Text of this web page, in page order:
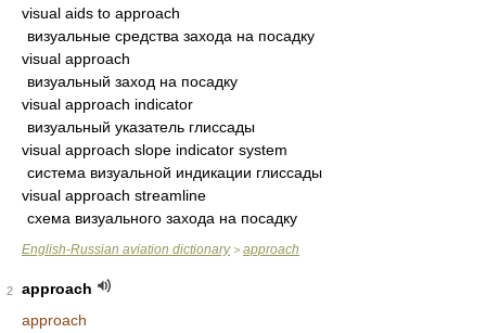
visual aids to approach
визуальные средства захода на посадку
visual approach
визуальный заход на посадку
visual approach indicator
визуальный указатель глиссады
visual approach slope indicator system
система визуальной индикации глиссады
visual approach streamline
схема визуального захода на посадку
English-Russian aviation dictionary> approach
2
approach
approach